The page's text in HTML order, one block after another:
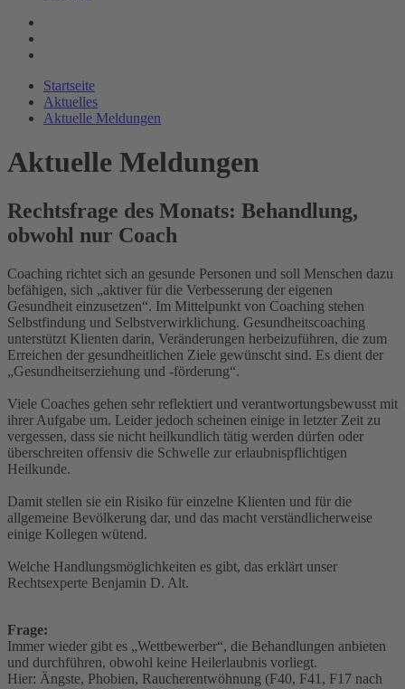
Startseite
Aktuelles
Aktuelle Meldungen
Aktuelle Meldungen
Rechtsfrage des Monats: Behandlung,
obwohl nur Coach
Coaching richtet sich an gesunde Personen und soll Menschen dazu
befähigen, sich „aktiver für die Verbesserung der eigenen
Gesundheit einzusetzen“. Im Mittelpunkt von Coaching stehen
Selbstfindung und Selbstverwirklichung. Gesundheitscoaching
unterstützt Klienten darin, Veränderungen herbeizuführen, die zum
Erreichen der gesundheitlichen Ziele gewünscht sind. Es dient der
„Gesundheitserziehung und -förderung“.
Viele Coaches gehen sehr reflektiert und verantwortungsbewusst mit
ihrer Aufgabe um. Leider jedoch scheinen einige in letzter Zeit zu
vergessen, dass sie nicht heilkundlich tätig werden dürfen oder
überschreiten offensiv die Schwelle zur erlaubnispflichtigen
Heilkunde.
Damit stellen sie ein Risiko für einzelne Klienten und für die
allgemeine Bevölkerung dar, und das macht verständlicherweise
einige Kollegen wütend.
Welche Handlungsmöglichkeiten es gibt, das erklärt unser
Rechtsexperte Benjamin D. Alt.
Frage:
Immer wieder gibt es „Wettbewerber“, die Behandlungen anbieten
und durchführen, obwohl keine Heilerlaubnis vorliegt.
Hier: Ängste, Phobien, Raucherentwöhnung (F40, F41, F17 nach